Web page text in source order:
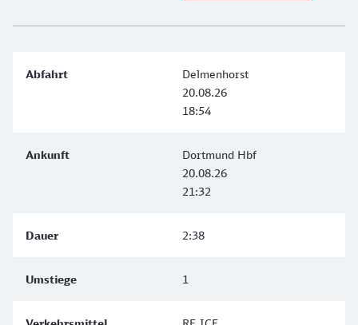
Delmenhorst
20.08.26
18:54
Dortmund Hbf
20.08.26
21:32
2:38
1